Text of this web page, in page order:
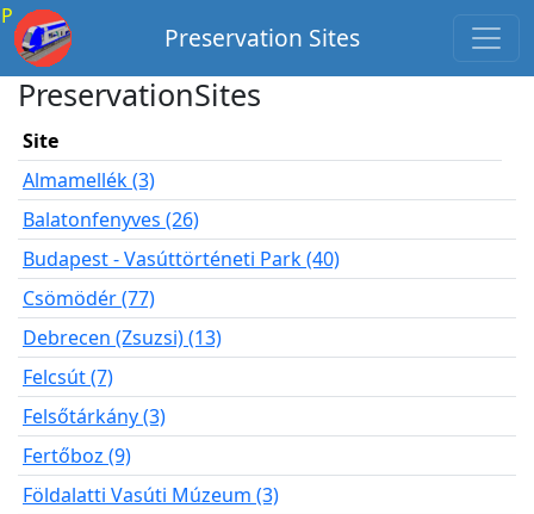
P
Preservation Sites
PreservationSites
Site
Almamellék (3)
Balatonfenyves (26)
Budapest - Vasúttörténeti Park (40)
Csömödér (77)
Debrecen (Zsuzsi) (13)
Felcsút (7)
Felsőtárkány (3)
Fertőboz (9)
Földalatti Vasúti Múzeum (3)